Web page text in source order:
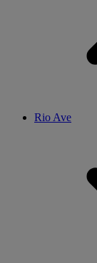
Rio Ave